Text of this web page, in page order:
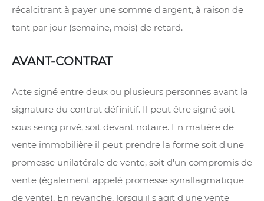
récalcitrant à payer une somme d'argent, à raison de
tant par jour (semaine, mois) de retard.
AVANT-CONTRAT
Acte signé entre deux ou plusieurs personnes avant la
signature du contrat définitif. Il peut être signé soit
sous seing privé, soit devant notaire. En matière de
vente immobilière il peut prendre la forme soit d'une
promesse unilatérale de vente, soit d'un compromis de
vente (également appelé promesse synallagmatique
de vente). En revanche, lorsqu'il s'agit d'une vente